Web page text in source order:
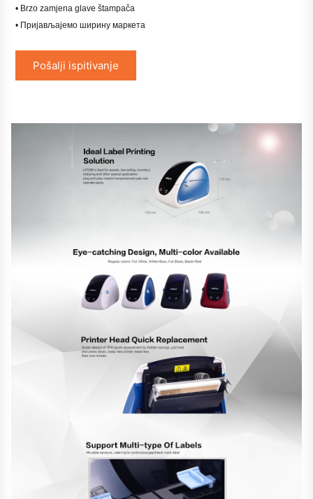
• Brzo zamjena glave štampača
• Пријављајемо ширину маркета
Pošalji ispitivanje